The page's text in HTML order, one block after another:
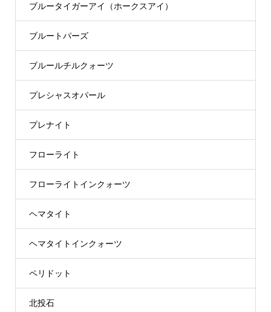
ブルータイガーアイ（ホークスアイ）
ブルートパーズ
ブルールチルクォーツ
プレシャスオパール
プレナイト
フローライト
フローライトインクォーツ
ヘマタイト
ヘマタイトインクォーツ
ペリドット
北投石